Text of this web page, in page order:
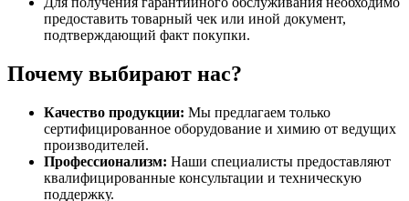
предоставить товарный чек или иной документ,
подтверждающий факт покупки.
Почему выбирают нас?
Качество продукции: Мы предлагаем только
сертифицированное оборудование и химию от ведущих
производителей.
Профессионализм: Наши специалисты предоставляют
квалифицированные консультации и техническую
поддержку.